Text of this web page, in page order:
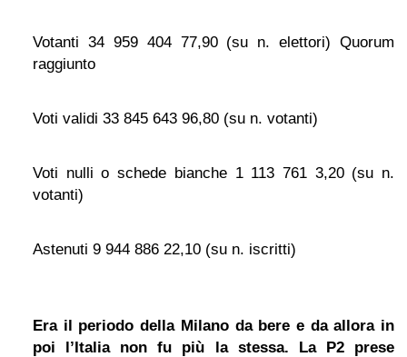
Votanti 34 959 404 77,90 (su n. elettori) Quorum
raggiunto
Voti validi 33 845 643 96,80 (su n. votanti)
Voti nulli o schede bianche 1 113 761 3,20 (su n.
votanti)
Astenuti 9 944 886 22,10 (su n. iscritti)
Era il periodo della Milano da bere e da allora in
poi l’Italia non fu più la stessa. La P2 prese